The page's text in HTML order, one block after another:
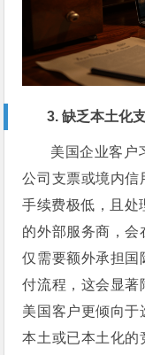
3. 缺乏本土化
美国企业客户
公司支票或境内信
手续费极低，且处
的外部服务商，会
仅需要额外承担国
付流程，这会显著
美国客户更倾向于
本土或已本土化的